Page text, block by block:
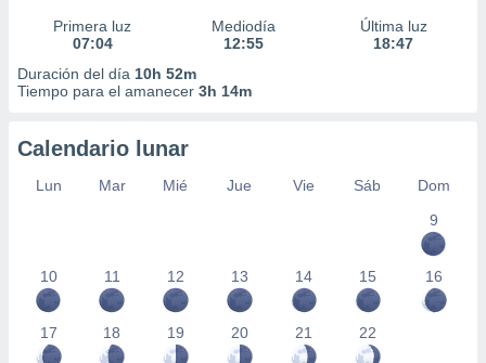
Primera luz
07:04
Mediodía
12:55
Última luz
18:47
Duración del día 10h 52m
Tiempo para el amanecer 3h 14m
Calendario lunar
Lun Mar Mié Jue Vie Sáb
Dom
9
10 11 12 13 14 15 16
17 18 19 20 21 22